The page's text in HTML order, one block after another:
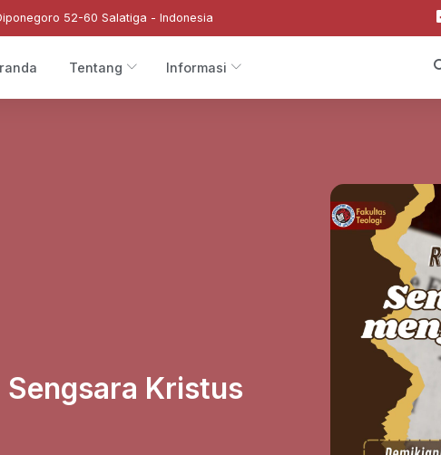
52-60 Salatiga - Indonesia
Tentang Informasi
Kristus